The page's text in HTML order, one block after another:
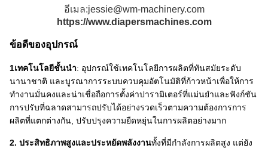
อีเมล:jessie@wm-machinery.com
https://www.diapersmachines.com
ข้อดีของอุปกรณ์
1เทคโนโลยีชั้นนํา: อุปกรณ์ใช้เทคโนโลยีการผลิตที่ทันสมัยระดับ
นานาชาติ และบูรณาการระบบควบคุมอัตโนมัติที่ก้าวหน้าเพื่อให้การ
ทํางานมั่นคงและน่าเชื่อถือการตั้งค่าปารามิเตอร์ที่แม่นยําและฟังก์ชัน
การปรับที่ฉลาดสามารถปรับได้อย่างรวดเร็วตามความต้องการการ
ผลิตที่แตกต่างกัน, ปรับปรุงความยืดหยุ่นในการผลิตอย่างมาก
2. ประสิทธิภาพสูงและประหยัดพลังงานทั้งที่มีกําลังการผลิตสูง แต่ยัง